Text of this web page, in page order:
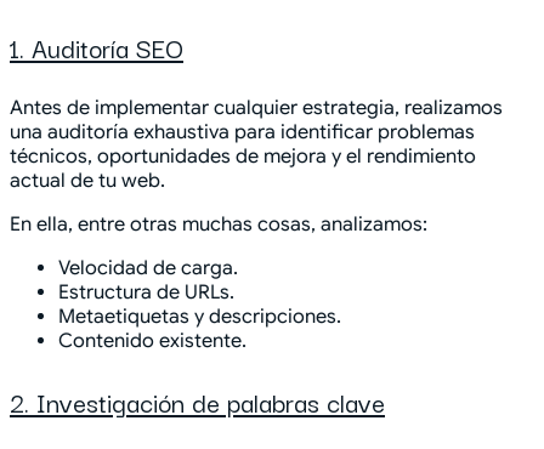
1. Auditoría SEO
Antes de implementar cualquier estrategia, realizamos
una auditoría exhaustiva para identificar problemas
técnicos, oportunidades de mejora y el rendimiento
actual de tu web.
En ella, entre otras muchas cosas, analizamos:
Velocidad de carga.
Estructura de URLs.
Metaetiquetas y descripciones.
Contenido existente.
2. Investigación de palabras clave